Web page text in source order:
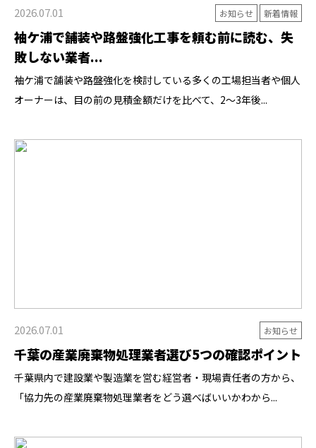
2026.07.01 お知らせ 新着情報
袖ケ浦で舗装や路盤強化工事を頼む前に読む、失
敗しない業者...
袖ケ浦で舗装や路盤強化を検討している多くの工場担当者や個人
オーナーは、目の前の見積金額だけを比べて、2〜3年後...
2026.07.01 お知らせ
千葉の産業廃棄物処理業者選び5つの確認ポイント
千葉県内で建設業や製造業を営む経営者・現場責任者の方から、
「協力先の産業廃棄物処理業者をどう選べばいいかわから...